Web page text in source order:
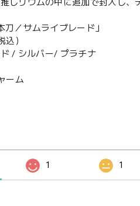
しリウムの中に追加で封入し、
／サムライブレード」
）
/ シルバー/ プラチナ
ーム
1 1